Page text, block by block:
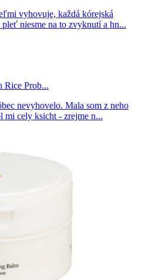
vyhovuje, každá kórejská
niesme na to zvyknutí a hn...
Rice Prob...
nevyhovelo. Mala som z neho
mi cely ksicht - zrejme n...